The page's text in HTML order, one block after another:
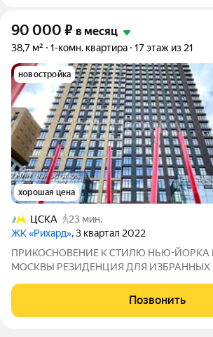
90 000 ₽ в месяц
38,7 м² 1-комн. квартира 17 этаж из 21
новостройка
хорошая цена
ЦСКА
23 мин.
ЖК «Рихард», 3 квартал 2022
ПРИКОСНОВЕНИЕ К СТИЛЮ НЬЮ-ЙОРКА
МОСКВЫ РЕЗИДЕНЦИЯ ДЛЯ ИЗБРАННЫХ
наследия ST MICHAEL. Проект,
Awards, говорит сам за себя: фасады
Позвонить